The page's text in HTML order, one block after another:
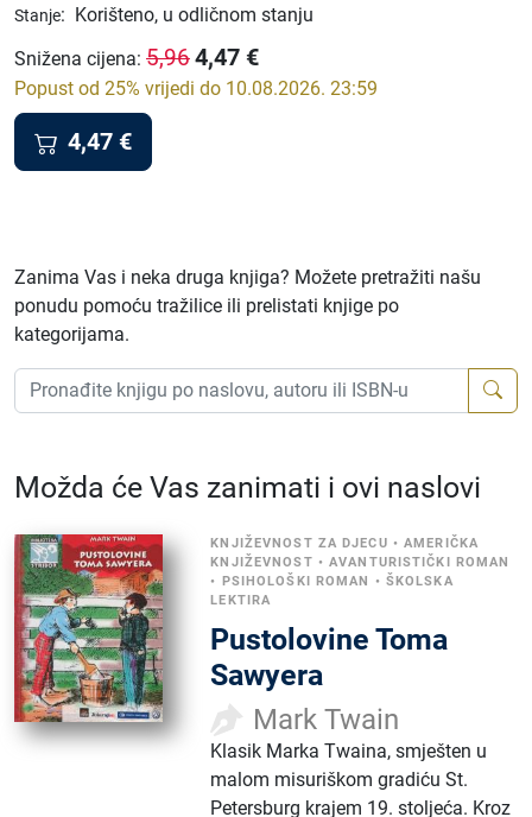
Stanje: Korišteno, u odličnom stanju
Snižena cijena: 5,964,47 €
Popust od 25% vrijedi do 10.08.2026. 23:59
4,47 €
Zanima Vas i neka druga knjiga? Možete pretražiti našu
ponudu pomoću tražilice ili prelistati knjige po
kategorijama.
Možda će Vas zanimati i ovi naslovi
KNJIŽEVNOST ZA DJECU •AMERIČKA
KNJIŽEVNOST •AVANTURISTIČKI ROMAN
•
PSIHOLOŠKI ROMAN • ŠKOLSKA
LEKTIRA
Pustolovine Toma
Sawyera
Mark Twain
Klasik Marka Twaina, smješten u
malom misuriškom gradiću St.
Petersburg krajem 19. stoljeća. Kroz